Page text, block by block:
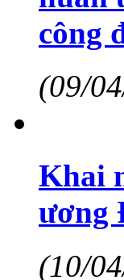
công
(09/
Khai
ương
(10/